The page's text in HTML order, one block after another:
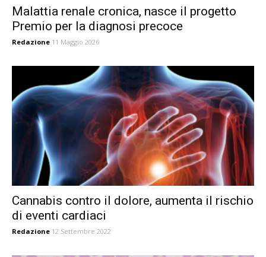
Malattia renale cronica, nasce il progetto
Premio per la diagnosi precoce
Redazione 11 Maggio 2026
Cannabis contro il dolore, aumenta il rischio
di eventi cardiaci
Redazione 12 Settembre 2022